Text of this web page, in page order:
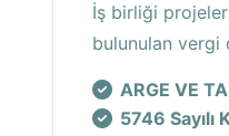
İş birliği
bulunulan vergi
ARGE VE
5746 Sayılı